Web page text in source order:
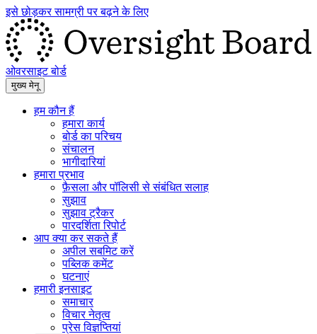
इसे छोड़कर सामग्री पर बढ़ने के लिए
ओवरसाइट बोर्ड
मुख्य मेनू
हम कौन हैं
हमारा कार्य
बोर्ड का परिचय
संचालन
भागीदारियां
हमारा प्रभाव
फ़ैसला और पॉलिसी से संबंधित सलाह
सुझाव
सुझाव ट्रैकर
पारदर्शिता रिपोर्ट
आप क्या कर सकते हैं
अपील सबमिट करें
पब्लिक कमेंट
घटनाएं
हमारी इनसाइट
समाचार
विचार नेतृत्व
प्रेस विज्ञप्तियां